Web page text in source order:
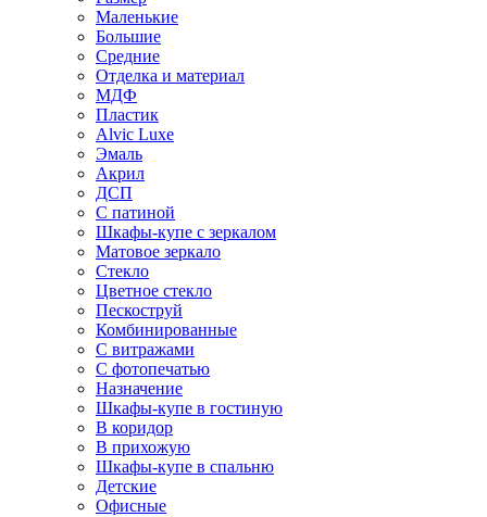
Маленькие
Большие
Средние
Отделка и материал
МДФ
Пластик
Alvic Luxe
Эмаль
Акрил
ДСП
С патиной
Шкафы-купе с зеркалом
Матовое зеркало
Стекло
Цветное стекло
Пескоструй
Комбинированные
С витражами
С фотопечатью
Назначение
Шкафы-купе в гостиную
В коридор
В прихожую
Шкафы-купе в спальню
Детские
Офисные